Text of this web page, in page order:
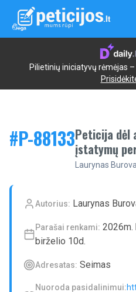
Pilietinių iniciatyvų rėmėjas –
#P-88133Peticija dėl
įstatymų
Laurynas
Autorius: Laurynas
Parašai renkami: 2026m.
birželio 10d.
Adresatas: Seimas
Nuoroda pasidalinimui: